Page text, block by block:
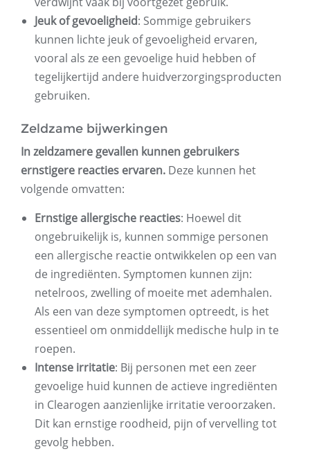
Jeuk of gevoeligheid: Sommige gebruikers
kunnen lichte jeuk of gevoeligheid ervaren,
vooral als ze een gevoelige huid hebben of
tegelijkertijd andere huidverzorgingsproducten
gebruiken.
Zeldzame bijwerkingen
In zeldzamere gevallen kunnen gebruikers
ernstigere reacties ervaren. Deze kunnen het
volgende omvatten:
Ernstige allergische reacties: Hoewel dit
ongebruikelijk is, kunnen sommige personen
een allergische reactie ontwikkelen op een van
de ingrediënten. Symptomen kunnen zijn:
netelroos, zwelling of moeite met ademhalen.
Als een van deze symptomen optreedt, is het
essentieel om onmiddellijk medische hulp in te
roepen.
Intense irritatie: Bij personen met een zeer
gevoelige huid kunnen de actieve ingrediënten
in Clearogen aanzienlijke irritatie veroorzaken.
Dit kan ernstige roodheid, pijn of vervelling tot
gevolg hebben.